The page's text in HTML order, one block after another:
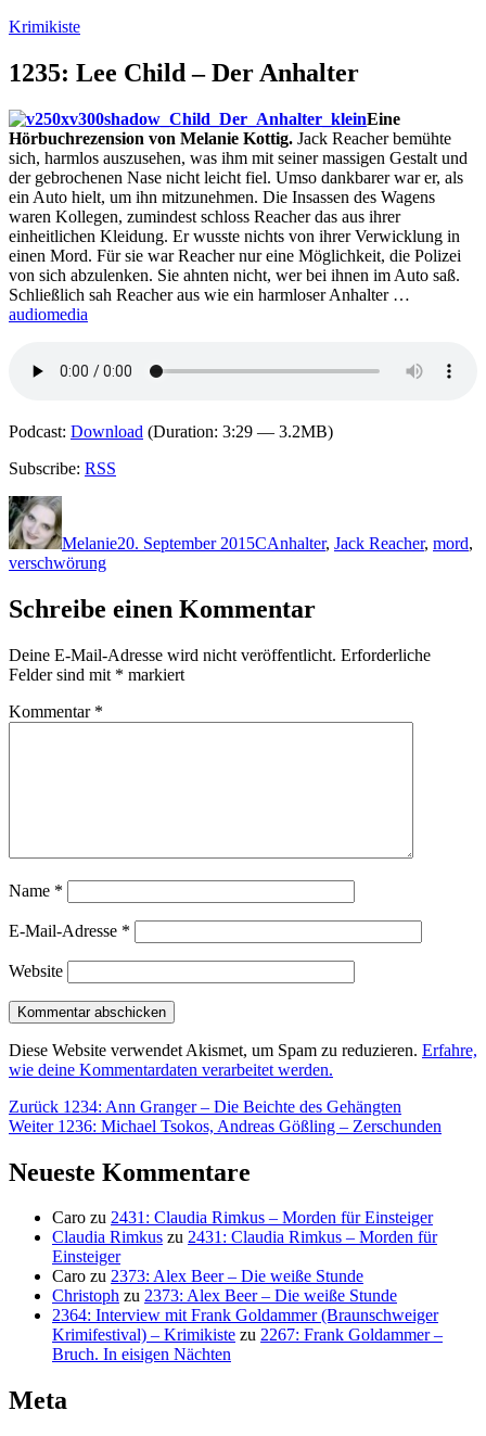
Zum
springen
Krimikiste
1235: Lee Child – Der Anhalter
Eine
Hörbuchrezension von Melanie Kottig. Jack Reacher bemühte
sich, harmlos auszusehen, was ihm mit seiner massigen Gestalt und
der gebrochenen Nase nicht leicht fiel. Umso dankbarer war er, als
ein Auto hielt, um ihn mitzunehmen. Die Insassen des Wagens
waren Kollegen, zumindest schloss Reacher das aus ihrer
einheitlichen Kleidung. Er wusste nichts von ihrer Verwicklung in
einen Mord. Für sie war Reacher nur eine Möglichkeit, die Polizei
von sich abzulenken. Sie ahnten nicht, wer bei ihnen im Auto saß.
Schließlich sah Reacher aus wie ein harmloser Anhalter …
audiomedia
Podcast: Download (Duration: 3:29 — 3.2MB)
Subscribe: RSS
Autor
Melanie20. September 2015CAnhalter, Jack Reacher, mord,
verschwörung
Schreibe einen Kommentar
Deine E-Mail-Adresse wird nicht veröffentlicht. Erforderliche
Felder sind mit * markiert
Kommentar *
Name *
E-Mail-Adresse *
Website
Diese Website verwendet Akismet, um Spam zu reduzieren. Erfahre,
wie deine Kommentardaten verarbeitet werden.
Beitragsnavigation
Zurück Vorheriger
Beitrag:
1234: Ann Granger – Die Beichte des Gehängten
Weiter Nächster
1236: Michael Tsokos, Andreas Gößling – Zerschunden
Neueste Kommentare
Caro zu 2431: Claudia Rimkus – Morden für Einsteiger
Claudia Rimkus zu 2431: Claudia Rimkus – Morden für
Einsteiger
Caro zu 2373: Alex Beer – Die weiße Stunde
Christoph zu 2373: Alex Beer – Die weiße Stunde
2364: Interview mit Frank Goldammer (Braunschweiger
Krimifestival) – Krimikiste zu 2267: Frank Goldammer –
Bruch. In eisigen Nächten
Meta